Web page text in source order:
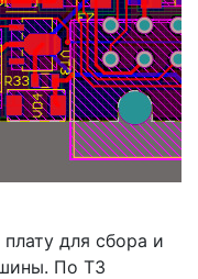
для сбора и
По ТЗ